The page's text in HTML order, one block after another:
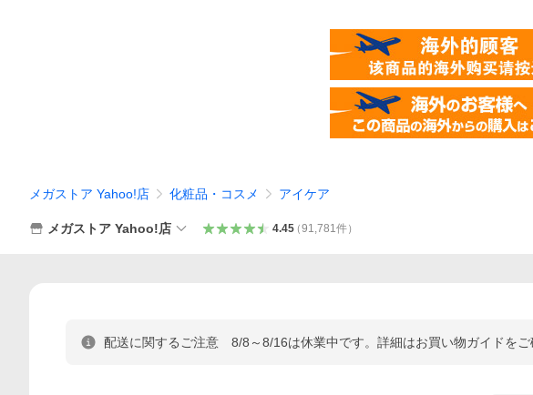
メガストア Yahoo!店 化粧品・コスメ アイケア
メガストア Yahoo!店 4.45（91,781件）
配送に関するご注意 8/8～8/16は休業中です。詳細はお買い物ガイドをご